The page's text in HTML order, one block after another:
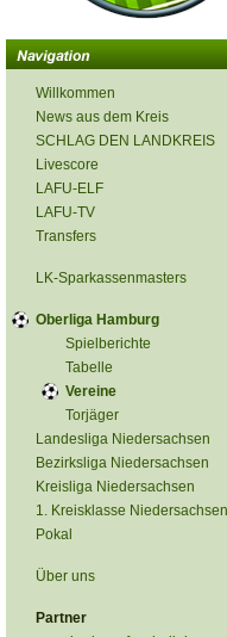
Willkommen
News aus dem Kreis
SCHLAG DEN LANDKREIS
Livescore
LAFU-ELF
LAFU-TV
Transfers
LK-Sparkassenmasters
Oberliga Hamburg
Spielberichte
Tabelle
Vereine
Torjäger
Landesliga Niedersachsen
Bezirksliga Niedersachsen
Kreisliga Niedersachsen
1. Kreisklasse Niedersachsen
Pokal
Über uns
Partner